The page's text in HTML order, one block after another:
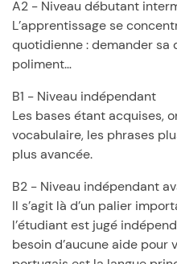
A2 - Niveau débutant
L’apprentissage se
quotidienne : demander sa
poliment…
B1 - Niveau indépendant
Les bases étant acquises,
vocabulaire, les phrases
plus avancée.
B2 - Niveau indépendant
Il s’agit là d’un palier
l’étudiant est jugé
besoin d’aucune aide pour